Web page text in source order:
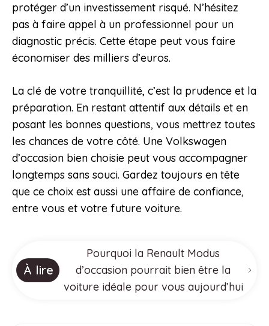
protéger d’un investissement risqué. N’hésitez
pas à faire appel à un professionnel pour un
diagnostic précis. Cette étape peut vous faire
économiser des milliers d’euros.
La clé de votre tranquillité, c’est la prudence et la
préparation. En restant attentif aux détails et en
posant les bonnes questions, vous mettrez toutes
les chances de votre côté. Une Volkswagen
d’occasion bien choisie peut vous accompagner
longtemps sans souci. Gardez toujours en tête
que ce choix est aussi une affaire de confiance,
entre vous et votre future voiture.
À lire
Pourquoi la Renault Modus
d’occasion pourrait bien être la
voiture idéale pour vous aujourd’hui